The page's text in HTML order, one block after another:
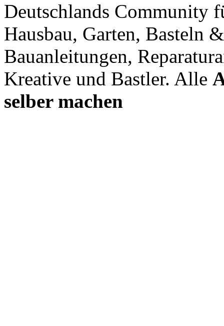
Deutschlands Community
Hausbau, Garten, Basteln
Bauanleitungen,
Kreative und Bastler. Alle
selber machen